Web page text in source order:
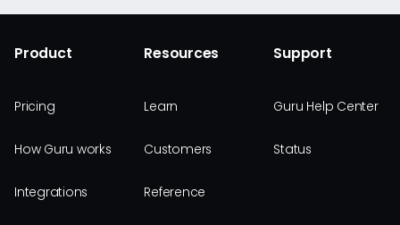
Product
Pricing
How Guru works
Integrations
Resources
Learn
Customers
Reference
Support
Guru Help Center
Status